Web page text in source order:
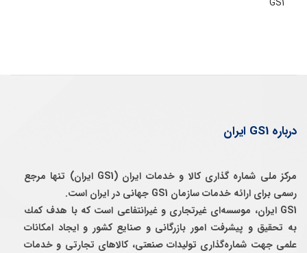
درباره GS1 ایران
مرکز ملی شماره گذاری کالا و خدمات ایران (GS1 ایران) تنها مرجع
رسمی برای ارائه خدمات سازمان GS1 جهانی در ایران است.
GS1 ایران، موسسه‌ای غيرتجاری و غيرانتفاعی است كه با هدف كمك
به تحقيق و پيشرفت امور بازرگانی و صنايع كشور و ايجاد امكانات
علمی جهت شماره‌گذاری توليدات صنعتی، كالاهای تجارتی و خدمات